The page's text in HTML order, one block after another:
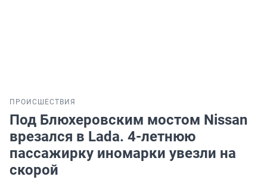
ПРОИСШЕСТВИЯ
Под Блюхеровским мостом Nissan
врезался в Lada. 4-летнюю
пассажирку иномарки увезли на
скорой